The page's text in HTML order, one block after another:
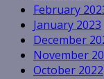
February
January 2023
December
November
October 2022